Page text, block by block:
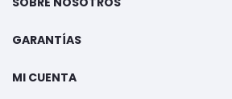
GARANTÍAS
MI CUENTA